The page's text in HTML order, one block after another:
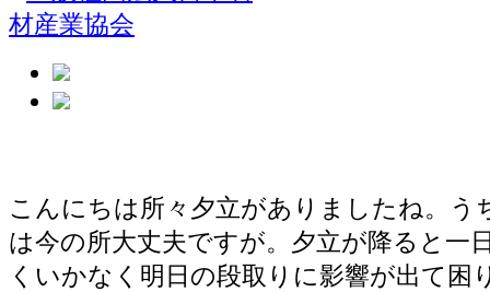
こんにちは所々夕立がありましたね。う
は今の所大丈夫ですが。夕立が降ると一
くいかなく明日の段取りに影響が出て困